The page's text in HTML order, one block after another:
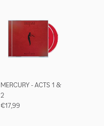
MERCURY - ACTS 1 &
2
€17,99